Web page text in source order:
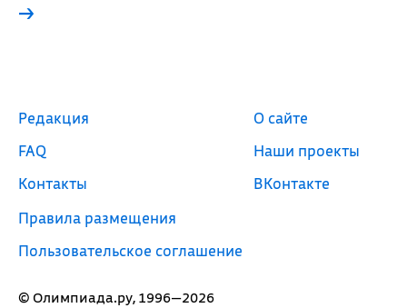
→
© Олимпиада.ру, 1996—2026
Редакция
FAQ
Контакты
Правила размещения
Пользовательское соглашение
О сайте
Наши проекты
ВКонтакте